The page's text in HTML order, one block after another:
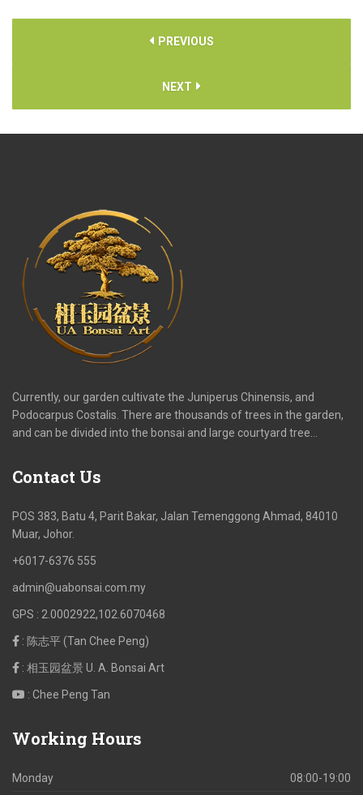
PREVIOUS
NEXT
Currently, our garden cultivate the Juniperus Chinensis, and
Podocarpus Costalis. There are thousands of trees in the garden,
and can be divided into the bonsai and large courtyard tree…
Contact Us
POS 383, Batu 4, Parit Bakar, Jalan Temenggong Ahmad, 84010
Muar, Johor.
+6017-6376 555
admin@uabonsai.com.my
GPS : 2.0002922,102.6070468
: 陈志平 (Tan Chee Peng)
: 相玉园盆景 U. A. Bonsai Art
: Chee Peng Tan
Working Hours
Monday 08:00-19:00